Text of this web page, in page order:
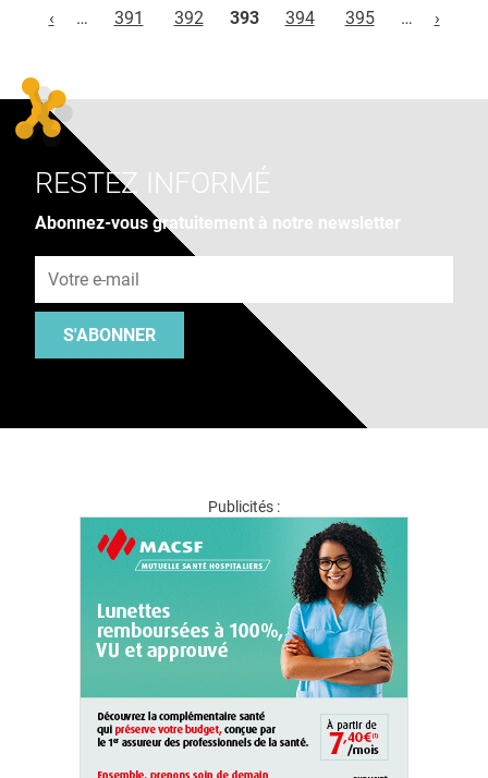
‹
… 391 392 393 394 395 … ›
RESTEZ INFORMÉ
Abonnez-vous gratuitement à notre newsletter
S'ABONNER
Publicités :